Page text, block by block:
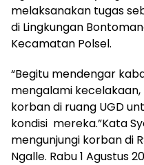
melaksanakan tugas
di Lingkungan
Kecamatan Polsel.
“Begitu mendengar
mengalami
korban di ruang UGD
kondisi mereka.”Kata
mengunjungi korban di
Ngalle. Rabu 1 Agustus